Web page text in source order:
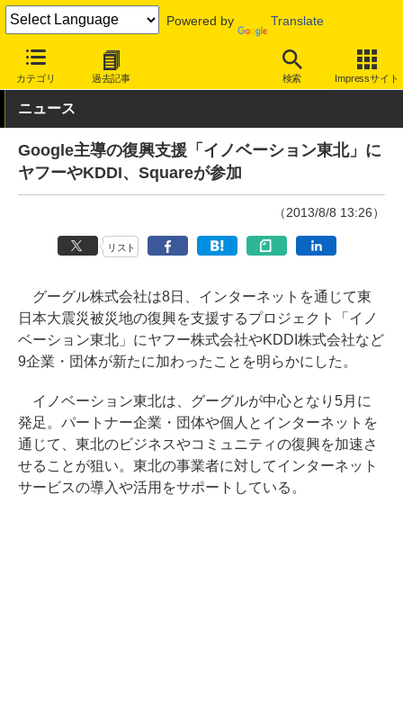
Powered by Translate
カテゴリ 過去記事 検索 Impressサイト
INTERNET Watch トピック 社会/時事
ニュース
Google主導の復興支援「イノベーション東北」に
ヤフーやKDDI、Squareが参加
（2013/8/8 13:26）
リスト
グーグル株式会社は8日、インターネットを通じて東
日本大震災被災地の復興を支援するプロジェクト「イノ
ベーション東北」にヤフー株式会社やKDDI株式会社など
9企業・団体が新たに加わったことを明らかにした。
イノベーション東北は、グーグルが中心となり5月に
発足。パートナー企業・団体や個人とインターネットを
通じて、東北のビジネスやコミュニティの復興を加速さ
せることが狙い。東北の事業者に対してインターネット
サービスの導入や活用をサポートしている。